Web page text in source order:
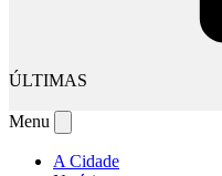
ÚLTIMAS
Menu
A Cidade